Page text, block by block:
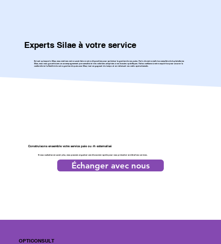
Experts Silae à votre service
En tant qu'experts Silae, nous mettons notre savoir-faire à votre disposition pour optimiser la gestion de vos paies. Forts de notre maîtrise complète de la plateforme
Silae, nous vous garantissons un accompagnement personnalisé et des solutions adaptées à vos besoins spécifiques. Faites confiance à notre expertise pour assurer la
conformité et la fluidité de votre gestion de paie avec Silae, tout en gagnant du temps et en réduisant vos coûts opérationnels.
Construisons ensemble votre service paie ou rh externalisé
Si vous souhaitez en savoir plus, nous pouvons organiser une discussion rapide pour vous présenter en détail nos services.
Échanger avec nous
OPTICONSULT